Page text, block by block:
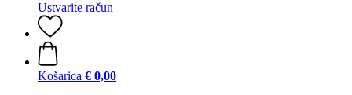
Ustvarite račun
Košarica € 0,00